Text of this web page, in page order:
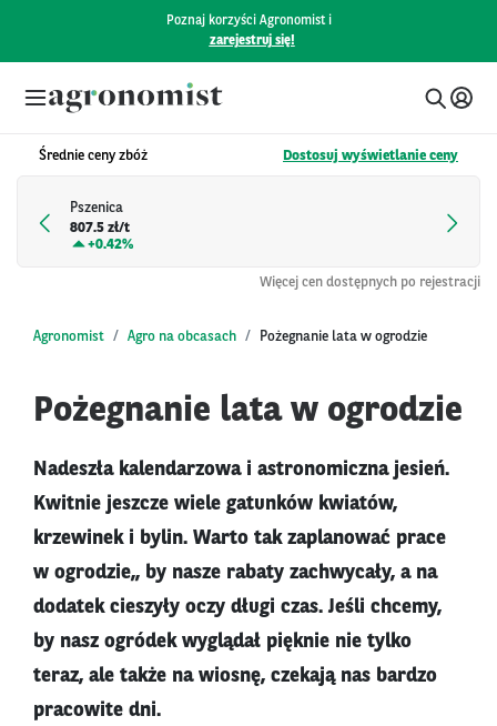
Poznaj korzyści Agronomist i
zarejestruj się!
Średnie ceny zbóż Dostosuj wyświetlanie ceny
Pszenica
807.5 zł/t
+0.42%
Więcej cen dostępnych po rejestracji
Agronomist Agro na obcasach Pożegnanie lata w ogrodzie
Pożegnanie lata w ogrodzie
Nadeszła kalendarzowa i astronomiczna jesień.
Kwitnie jeszcze wiele gatunków kwiatów,
krzewinek i bylin. Warto tak zaplanować prace
w ogrodzie,, by nasze rabaty zachwycały, a na
dodatek cieszyły oczy długi czas. Jeśli chcemy,
by nasz ogródek wyglądał pięknie nie tylko
teraz, ale także na wiosnę, czekają nas bardzo
pracowite dni.